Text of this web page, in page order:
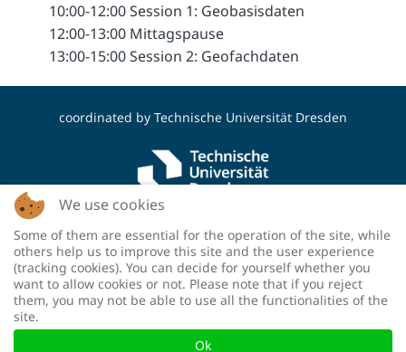
10:00-12:00 Session 1: Geobasisdaten
12:00-13:00 Mittagspause
13:00-15:00 Session 2: Geofachdaten
coordinated by Technische Universität Dresden
funded by the Deutsche Forschungsgemeinschaft
(DFG, German Research Foundation) - project
number: 460036893
We use cookies
Some of them are essential for the operation of the site, while
others help us to improve this site and the user experience
(tracking cookies). You can decide for yourself whether you
want to allow cookies or not. Please note that if you reject
them, you may not be able to use all the functionalities of the
site.
Ok